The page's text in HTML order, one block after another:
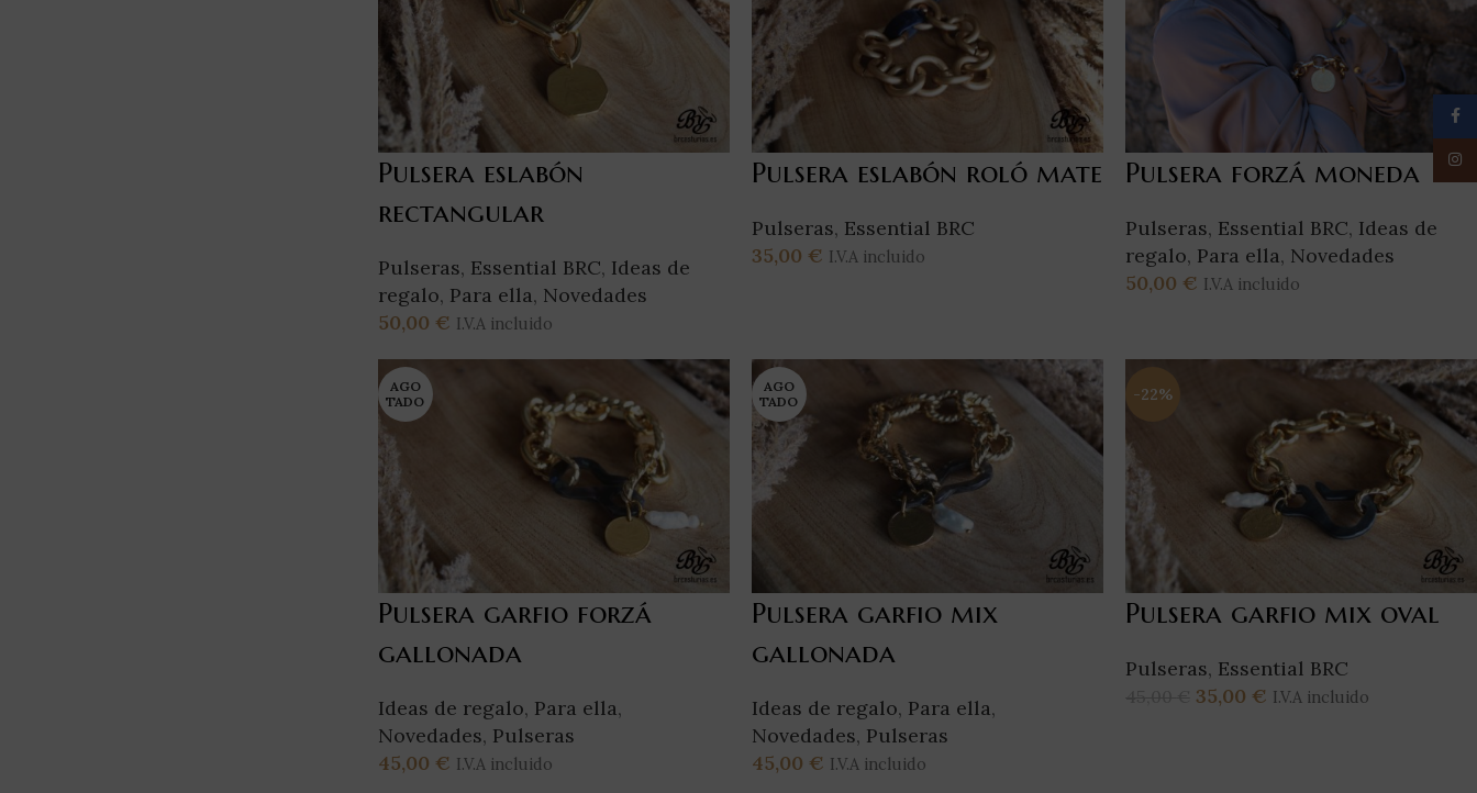
Pulsera eslabón
rectangular
Pulseras, Essential BRC, Ideas de
regalo, Para ella, Novedades
50,00 € I.V.A incluido
Pulsera eslabón roló mate
Pulseras, Essential BRC
35,00 € I.V.A incluido
Pulsera forzá moneda
Pulseras, Essential BRC, Ideas de
regalo, Para ella, Novedades
50,00 € I.V.A incluido
AGO
TADO
Pulsera garfio forzá
gallonada
Ideas de regalo, Para ella,
Novedades, Pulseras
45,00 € I.V.A incluido
AGO
TADO
Pulsera garfio mix
gallonada
Ideas de regalo, Para ella,
Novedades, Pulseras
45,00 € I.V.A incluido
-22%
Pulsera garfio mix oval
Pulseras, Essential BRC
35,00 € I.V.A incluido